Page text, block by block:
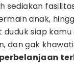
sediakan
anak,
siap kamu
dan gak